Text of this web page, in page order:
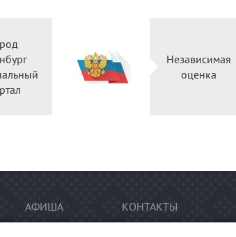
Независимая
оценка
АФИША КОНТАКТЫ